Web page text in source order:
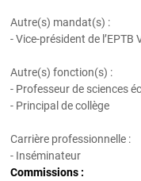
Autre(s) mandat(s) :
- Vice-président de l’EPTB
Autre(s) fonction(s) :
- Professeur de sciences
- Principal de collège
Carrière professionnelle :
- Inséminateur
Commissions :